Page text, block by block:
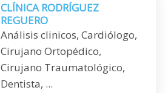
CLÍNICA RODRÍGUEZ
REGUERO
Análisis clinicos, Cardiólogo,
Cirujano Ortopédico,
Cirujano Traumatológico,
Dentista, ...